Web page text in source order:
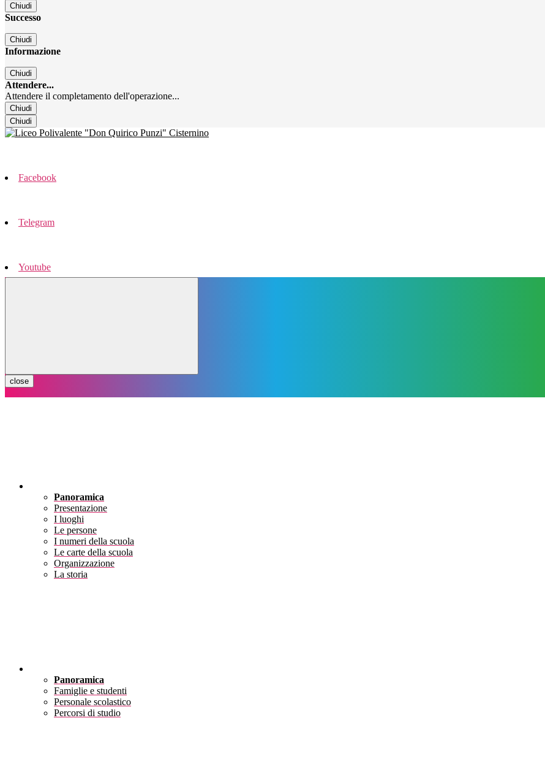
Chiudi
Successo
Chiudi
Informazione
Chiudi
Attendere...
Attendere il completamento dell'operazione...
Chiudi
Chiudi
Facebook
Telegram
Youtube
close
Panoramica
Presentazione
I luoghi
Le persone
I numeri della scuola
Le carte della scuola
Organizzazione
La storia
Panoramica
Famiglie e studenti
Personale scolastico
Percorsi di studio